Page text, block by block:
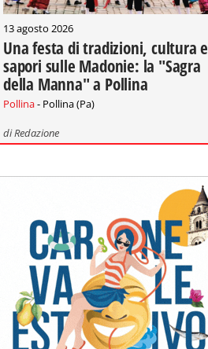
13 agosto 2026
Una festa di tradizioni, cultura e
sapori sulle Madonie: la "Sagra
della Manna" a Pollina
Pollina- Pollina (Pa)
diRedazione